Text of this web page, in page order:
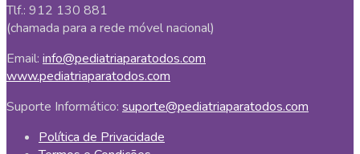
Tlf.: 912 130 881
(chamada para a rede móvel nacional)
Email: info@pediatriaparatodos.com
www.pediatriaparatodos.com
Suporte Informático: suporte@pediatriaparatodos.com
Política de Privacidade